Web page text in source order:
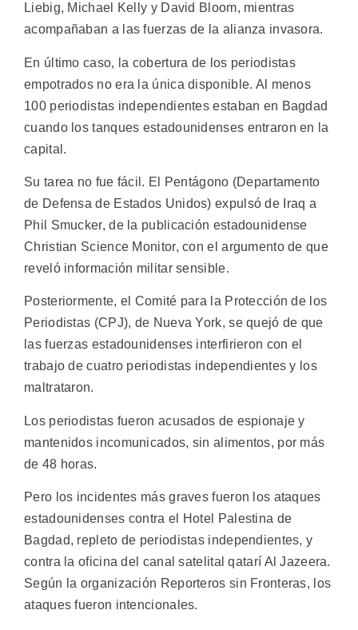
Liebig, Michael Kelly y David Bloom, mientras
acompañaban a las fuerzas de la alianza invasora.
En último caso, la cobertura de los periodistas
empotrados no era la única disponible. Al menos
100 periodistas independientes estaban en Bagdad
cuando los tanques estadounidenses entraron en la
capital.
Su tarea no fue fácil. El Pentágono (Departamento
de Defensa de Estados Unidos) expulsó de Iraq a
Phil Smucker, de la publicación estadounidense
Christian Science Monitor, con el argumento de que
reveló información militar sensible.
Posteriormente, el Comité para la Protección de los
Periodistas (CPJ), de Nueva York, se quejó de que
las fuerzas estadounidenses interfirieron con el
trabajo de cuatro periodistas independientes y los
maltrataron.
Los periodistas fueron acusados de espionaje y
mantenidos incomunicados, sin alimentos, por más
de 48 horas.
Pero los incidentes más graves fueron los ataques
estadounidenses contra el Hotel Palestina de
Bagdad, repleto de periodistas independientes, y
contra la oficina del canal satelital qatarí Al Jazeera.
Según la organización Reporteros sin Fronteras, los
ataques fueron intencionales.